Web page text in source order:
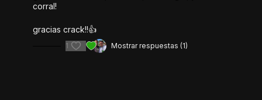
corral!
gracias crack!!👍
1 Mostrar respuestas (1)